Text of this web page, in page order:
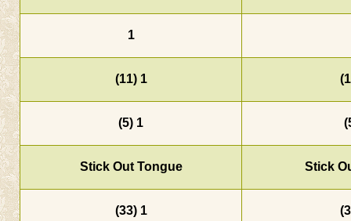
1
1 (11)
1 (5)
Stick Out Tongue
1 (33)